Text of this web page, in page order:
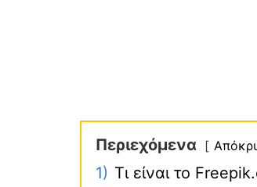
Περιεχόμενα
1) Τι είναι το